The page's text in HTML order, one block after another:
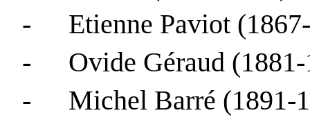
-
Etienne Paviot
-
Ovide Géraud
-
Michel Barré (1891-